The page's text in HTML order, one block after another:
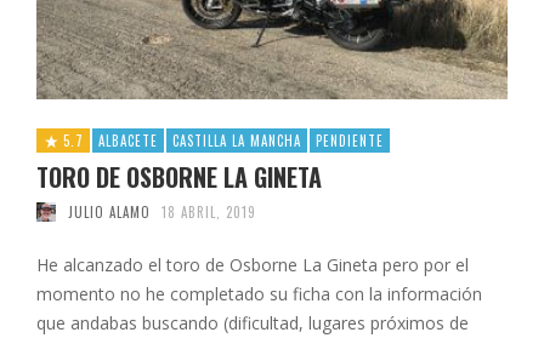
5.7 ALBACETE CASTILLA LA MANCHA PENDIENTE
TORO DE OSBORNE LA GINETA
JULIO ALAMO 18 ABRIL, 2019
He alcanzado el toro de Osborne La Gineta pero por el
momento no he completado su ficha con la información
que andabas buscando (dificultad, lugares próximos de